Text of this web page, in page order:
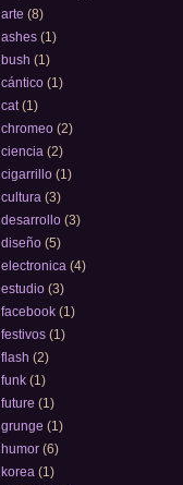
arte (8)
ashes (1)
bush (1)
cántico (1)
cat (1)
chromeo (2)
ciencia (2)
cigarrillo (1)
cultura (3)
desarrollo (3)
diseño (5)
electronica (4)
estudio (3)
facebook (1)
festivos (1)
flash (2)
funk (1)
future (1)
grunge (1)
humor (6)
korea (1)